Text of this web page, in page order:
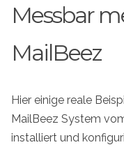
Messbar
MailBeez
Hier einige reale
MailBeez System
installiert und